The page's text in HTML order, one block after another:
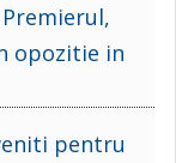
opozitie in
pentru